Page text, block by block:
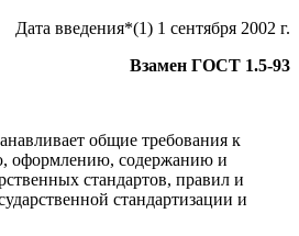
Дата введения*(1) 1 сентября 2002 г.
Взамен ГОСТ 1.5-93
общие требования к
оформлению, содержанию и
стандартов, правил и
стандартизации и